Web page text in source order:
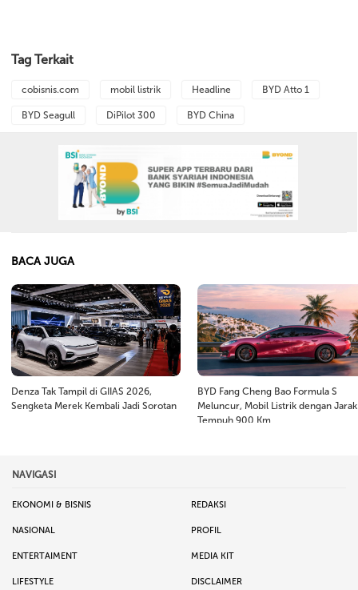
Tag Terkait
cobisnis.com mobil listrik Headline BYD Atto 1
BYD Seagull DiPilot 300 BYD China
BACA JUGA
Denza Tak Tampil di GIIAS 2026,
Sengketa Merek Kembali Jadi Sorotan
BYD Fang Cheng Bao Formula S
Meluncur, Mobil Listrik dengan Jarak
Tempuh 900 Km
NAVIGASI
EKONOMI & BISNIS REDAKSI
NASIONAL PROFIL
ENTERTAIMENT MEDIA KIT
LIFESTYLE DISCLAIMER